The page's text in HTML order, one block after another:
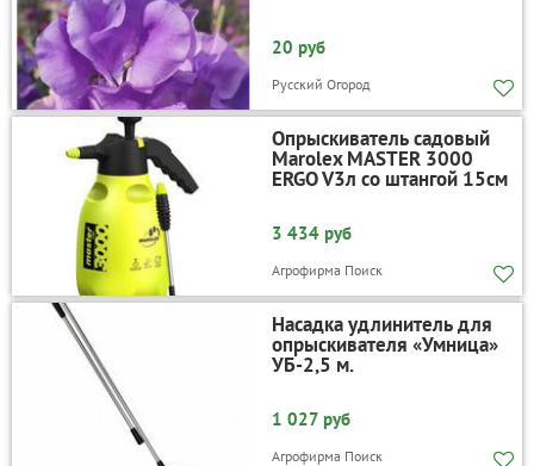
20 руб
Русский Огород
Опрыскиватель садовый
Marolex MASTER 3000
ERGO V3л со штангой 15см
3 434 руб
Агрофирма Поиск
Насадка удлинитель для
опрыскивателя «Умница»
УБ-2,5 м.
1 027 руб
Агрофирма Поиск